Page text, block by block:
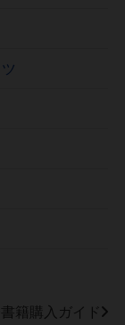
籍購入ガイド